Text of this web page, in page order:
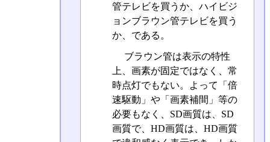
管テレビを買うか、ハイビジ
ョンブラウン管テレビを買う
か、である。
ブラウン管は表示の特性
上、画素が固定ではなく、常
時点灯でもない。よって「倍
速駆動」や「画素補間」等の
必要もなく、SD画質は、SD
画質で、HD画質は、HD画質